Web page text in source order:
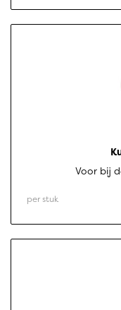
Voor bij
per stuk